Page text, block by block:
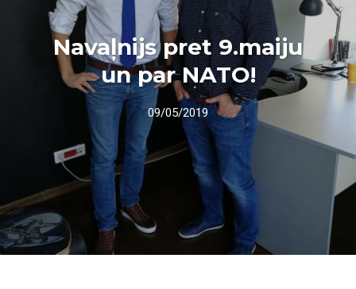
Navaļnijs pret 9.maiju
un par NATO!
09/05/2019